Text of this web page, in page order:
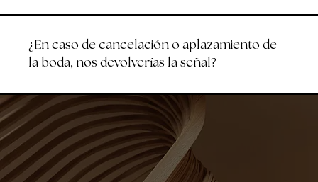
¿En caso de cancelación o aplazamiento de
la boda, nos devolverías la señal?